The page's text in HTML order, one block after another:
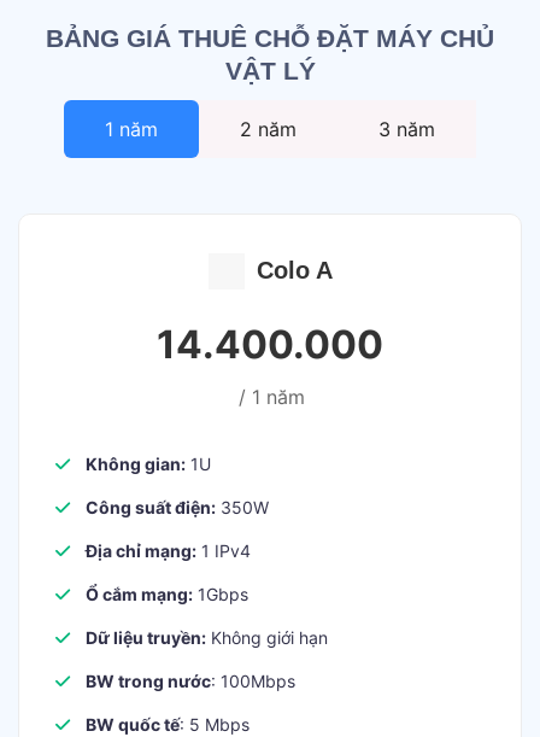
BẢNG GIÁ THUÊ CHỖ ĐẶT MÁY CHỦ
VẬT LÝ
1 năm 2 năm 3 năm
Colo A
14.400.000
/ 1 năm
Không gian: 1U
Công suất điện: 350W
Địa chỉ mạng: 1 IPv4
Ổ cắm mạng: 1Gbps
Dữ liệu truyền: Không giới hạn
BW trong nước: 100Mbps
BW quốc tế: 5 Mbps